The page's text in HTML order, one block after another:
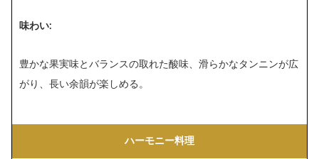
味わい:
豊かな果実味とバランスの取れた酸味、滑らかなタンニンが広
がり、長い余韻が楽しめる。
ハーモニー料理